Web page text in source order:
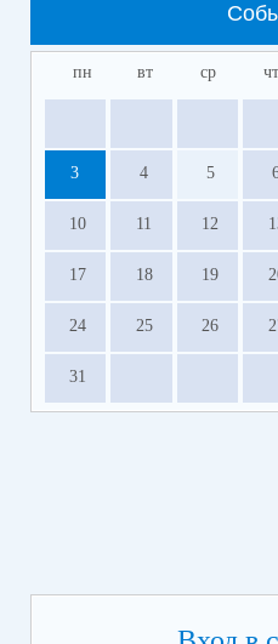
пн вт ср чт
3 4 5
10 11 12
17 18 19
24 25 26
31